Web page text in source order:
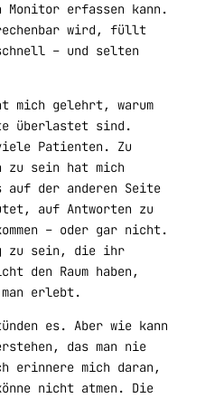
Monitor erfassen kann.
wird, füllt
– und selten
mich gelehrt, warum
überlastet sind.
Patienten. Zu
sein hat mich
der anderen Seite
auf Antworten zu
– oder gar nicht.
zu sein, die ihr
den Raum haben,
erlebt.
es. Aber wie kann
das man nie
erinnere mich daran,
nicht atmen. Die